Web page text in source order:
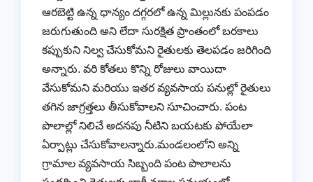
ఆరబెట్టి ఉన్న ధాన్యం దగ్గరలో ఉన్న మిల్లునకు పంపడం
జరుగుతుంది అని లేదా సురక్షిత ప్రాంతంలో బరకాలు
కప్పుకుని నిల్వ చేసుకోమని రైతులకు తెలపడం జరిగింది
అన్నారు. వరి కోతలు కొన్ని రోజులు వాయిదా
వేసుకోమని మరియు ఇతర వ్యవసాయ పనుల్లో రైతులు
తగిన జాగ్రత్తలు తీసుకోవాలని సూచించారు. పంట
పొలాల్లో నిలిచే అదనపు నీటిని బయటకు పోయేలా
ఏర్పాట్లు చేసుకోవాలన్నారు.మండలంలోని అన్ని
గ్రామాల వ్యవసాయ సిబ్బంది పంట పొలాలను